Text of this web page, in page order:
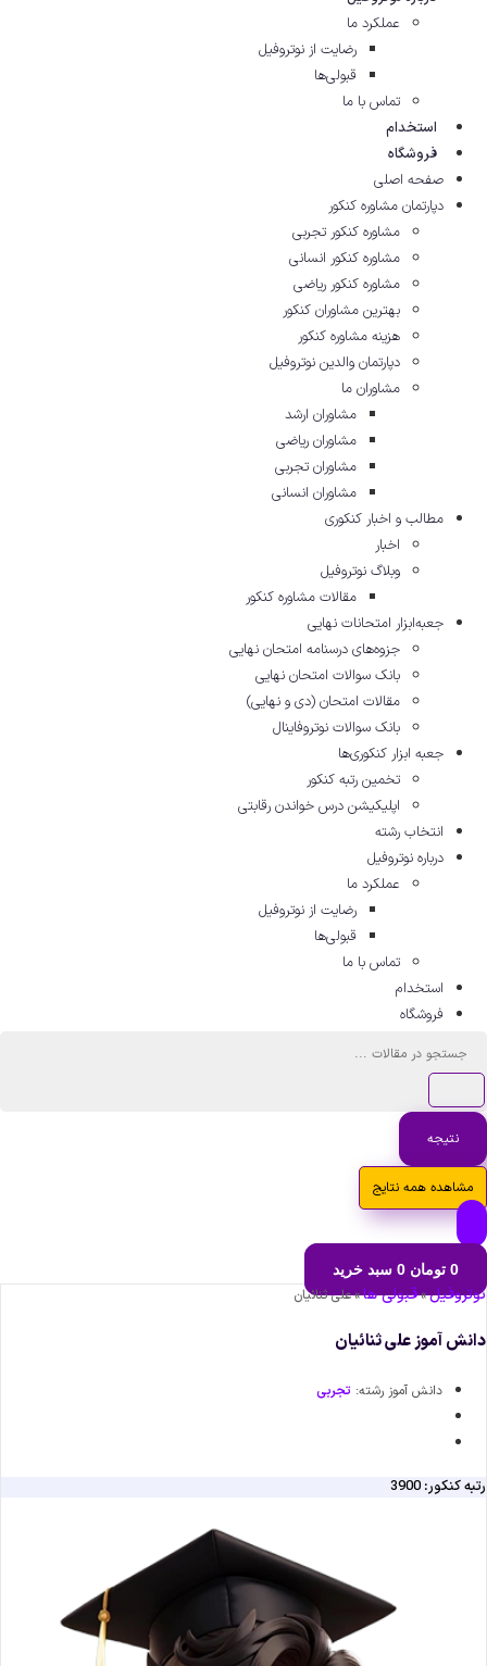
عملکرد ما
رضایت از نوتروفیل
قبولی‌ها
تماس با ما
استخدام
فروشگاه
صفحه اصلی
دپارتمان مشاوره کنکور
مشاوره کنکور تجربی
مشاوره کنکور انسانی
مشاوره کنکور ریاضی
بهترین مشاوران کنکور
هزینه مشاوره کنکور
دپارتمان والدین نوتروفیل
مشاوران ما
مشاوران ارشد
مشاوران ریاضی
مشاوران تجربی
مشاوران انسانی
مطالب و اخبار کنکوری
اخبار
وبلاگ نوتروفیل
مقالات مشاوره‌ کنکور
جعبه‌ابزار امتحانات نهایی
جزوه‌های درسنامه امتحان نهایی
بانک سوالات امتحان نهایی
مقالات امتحان (دی و نهایی)
بانک سوالات نوتروفاینال
جعبه ابزار کنکوری‌ها
تخمین رتبه کنکور
اپلیکیشن درس خواندن رقابتی
انتخاب رشته
درباره نوتروفیل
عملکرد ما
رضایت از نوتروفیل
قبولی‌ها
تماس با ما
استخدام
فروشگاه
جستجو
نتیجه
مشاهده همه نتایج
0 تومان 0 سبد خرید
نوتروفیل»قبولی ها»علی ثنائیان
دانش آموز علی ثنائیان
دانش آموز رشته: تجربی
رتبه کنکور: 3900